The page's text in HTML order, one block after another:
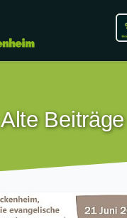
Alte Beiträge